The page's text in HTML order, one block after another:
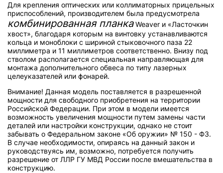
Для крепления оптических или коллиматорных прицельных
приспособлений, производителем была предусмотрела
комбинированная планкаWeaver и «Ласточкин
хвост», благодаря которым на винтовку устанавливаются
кольца и моноблоки с шириной стыковочного паза 22
миллиметра и 11 миллиметров соответственно. Внизу под
стволом располагается специальная направляющая для
монтажа дополнительного обвеса по типу лазерных
целеуказателей или фонарей.
Внимание! Данная модель поставляется в разрешенной
мощности для свободного приобретения на территории
Российской Федерации. При этом в модели имеется
возможность увеличения мощности путем замены части
деталей или настройки конструкции, однако не стоит
забывать о Федеральном законе «Об оружии» № 150 - ФЗ.
В случае необходимости, опираясь на данный закон и
руководствуясь им, возможно, потребуется получить
разрешение от ЛЛР ГУ МВД России после вмешательства в
конструкцию.